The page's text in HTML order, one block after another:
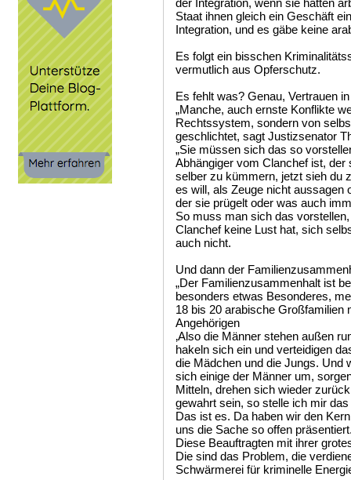
der Integration, wenn sie hätten
Staat ihnen gleich ein Geschäft
Integration, und es gäbe keine
Es folgt ein bisschen
vermutlich aus Opferschutz.
Es fehlt was? Genau, Vertrauen
„Manche, auch ernste Konflikte
Rechtssystem, sondern von
geschlichtet, sagt Justizsenator
„Sie müssen sich das so
Abhängiger vom Clanchef ist,
selber zu kümmern, jetzt sieh du
es will, als Zeuge nicht aussagen
der sie prügelt oder was auch
So muss man sich das
Clanchef keine Lust hat, sich
auch nicht.
Und dann der
„Der Familienzusammenhalt ist
besonders etwas Besonderes,
18 bis 20 arabische Großfamilien
Angehörigen
‚Also die Männer stehen außen
hakeln sich ein und verteidigen
die Mädchen und die Jungs. Und
sich einige der Männer um,
Mitteln, drehen sich wieder
gewahrt sein, so stelle ich mir das
Das ist es. Da haben wir den
uns die Sache so offen
Diese Beauftragten mit ihrer
Die sind das Problem, die
Schwärmerei für kriminelle